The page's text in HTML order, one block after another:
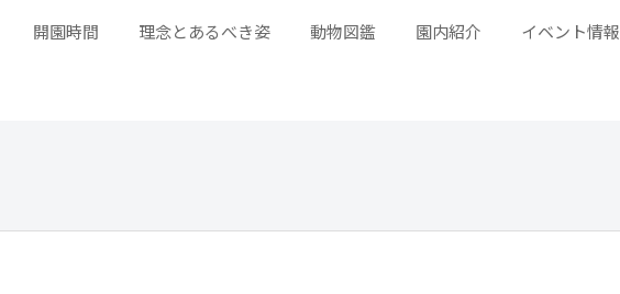
開園時間 理念とあるべき姿 動物図鑑 園内紹介 イベント情報